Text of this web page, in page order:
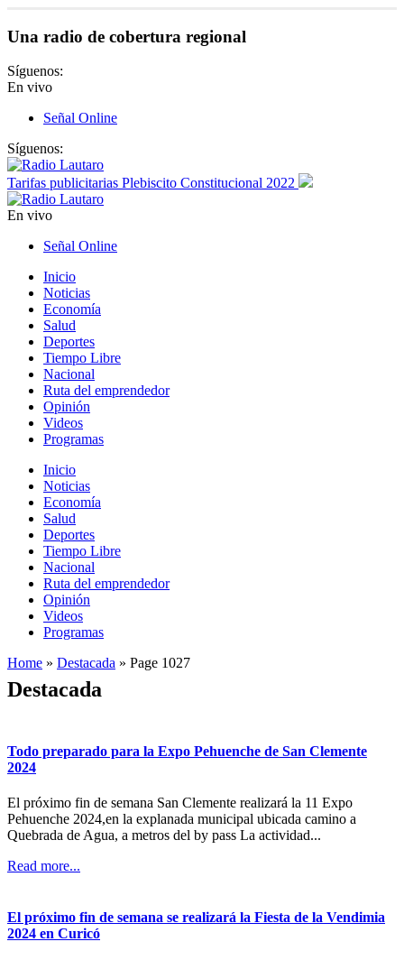
Una radio de cobertura regional
Síguenos:
En vivo
Señal Online
Síguenos:
Tarifas publicitarias Plebiscito Constitucional 2022
En vivo
Señal Online
Inicio
Noticias
Economía
Salud
Deportes
Tiempo Libre
Nacional
Ruta del emprendedor
Opinión
Videos
Programas
Inicio
Noticias
Economía
Salud
Deportes
Tiempo Libre
Nacional
Ruta del emprendedor
Opinión
Videos
Programas
Home » Destacada » Page 1027
Destacada
Todo preparado para la Expo Pehuenche de San Clemente
2024
El próximo fin de semana San Clemente realizará la 11 Expo
Pehuenche 2024,en la explanada municipal ubicada camino a
Quebrada de Agua, a metros del by pass La actividad...
Read more...
El próximo fin de semana se realizará la Fiesta de la Vendimia
2024 en Curicó